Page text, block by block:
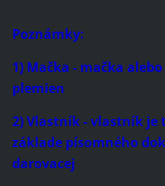
Poznámky:
1) Mačka - mačka
plemien
2) Vlastník - vlastník
základe písomného
darovacej